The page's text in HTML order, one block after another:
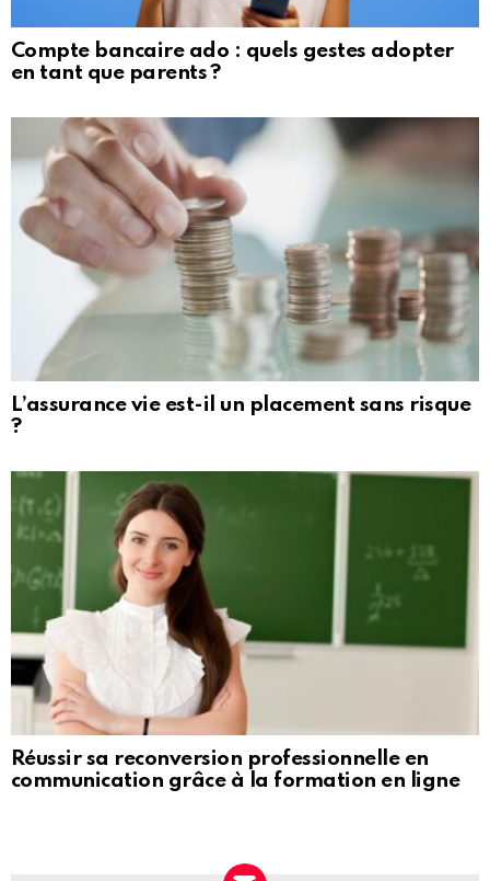
Compte bancaire ado : quels gestes adopter
en tant que parents ?
L’assurance vie est-il un placement sans risque
?
Réussir sa reconversion professionnelle en
communication grâce à la formation en ligne